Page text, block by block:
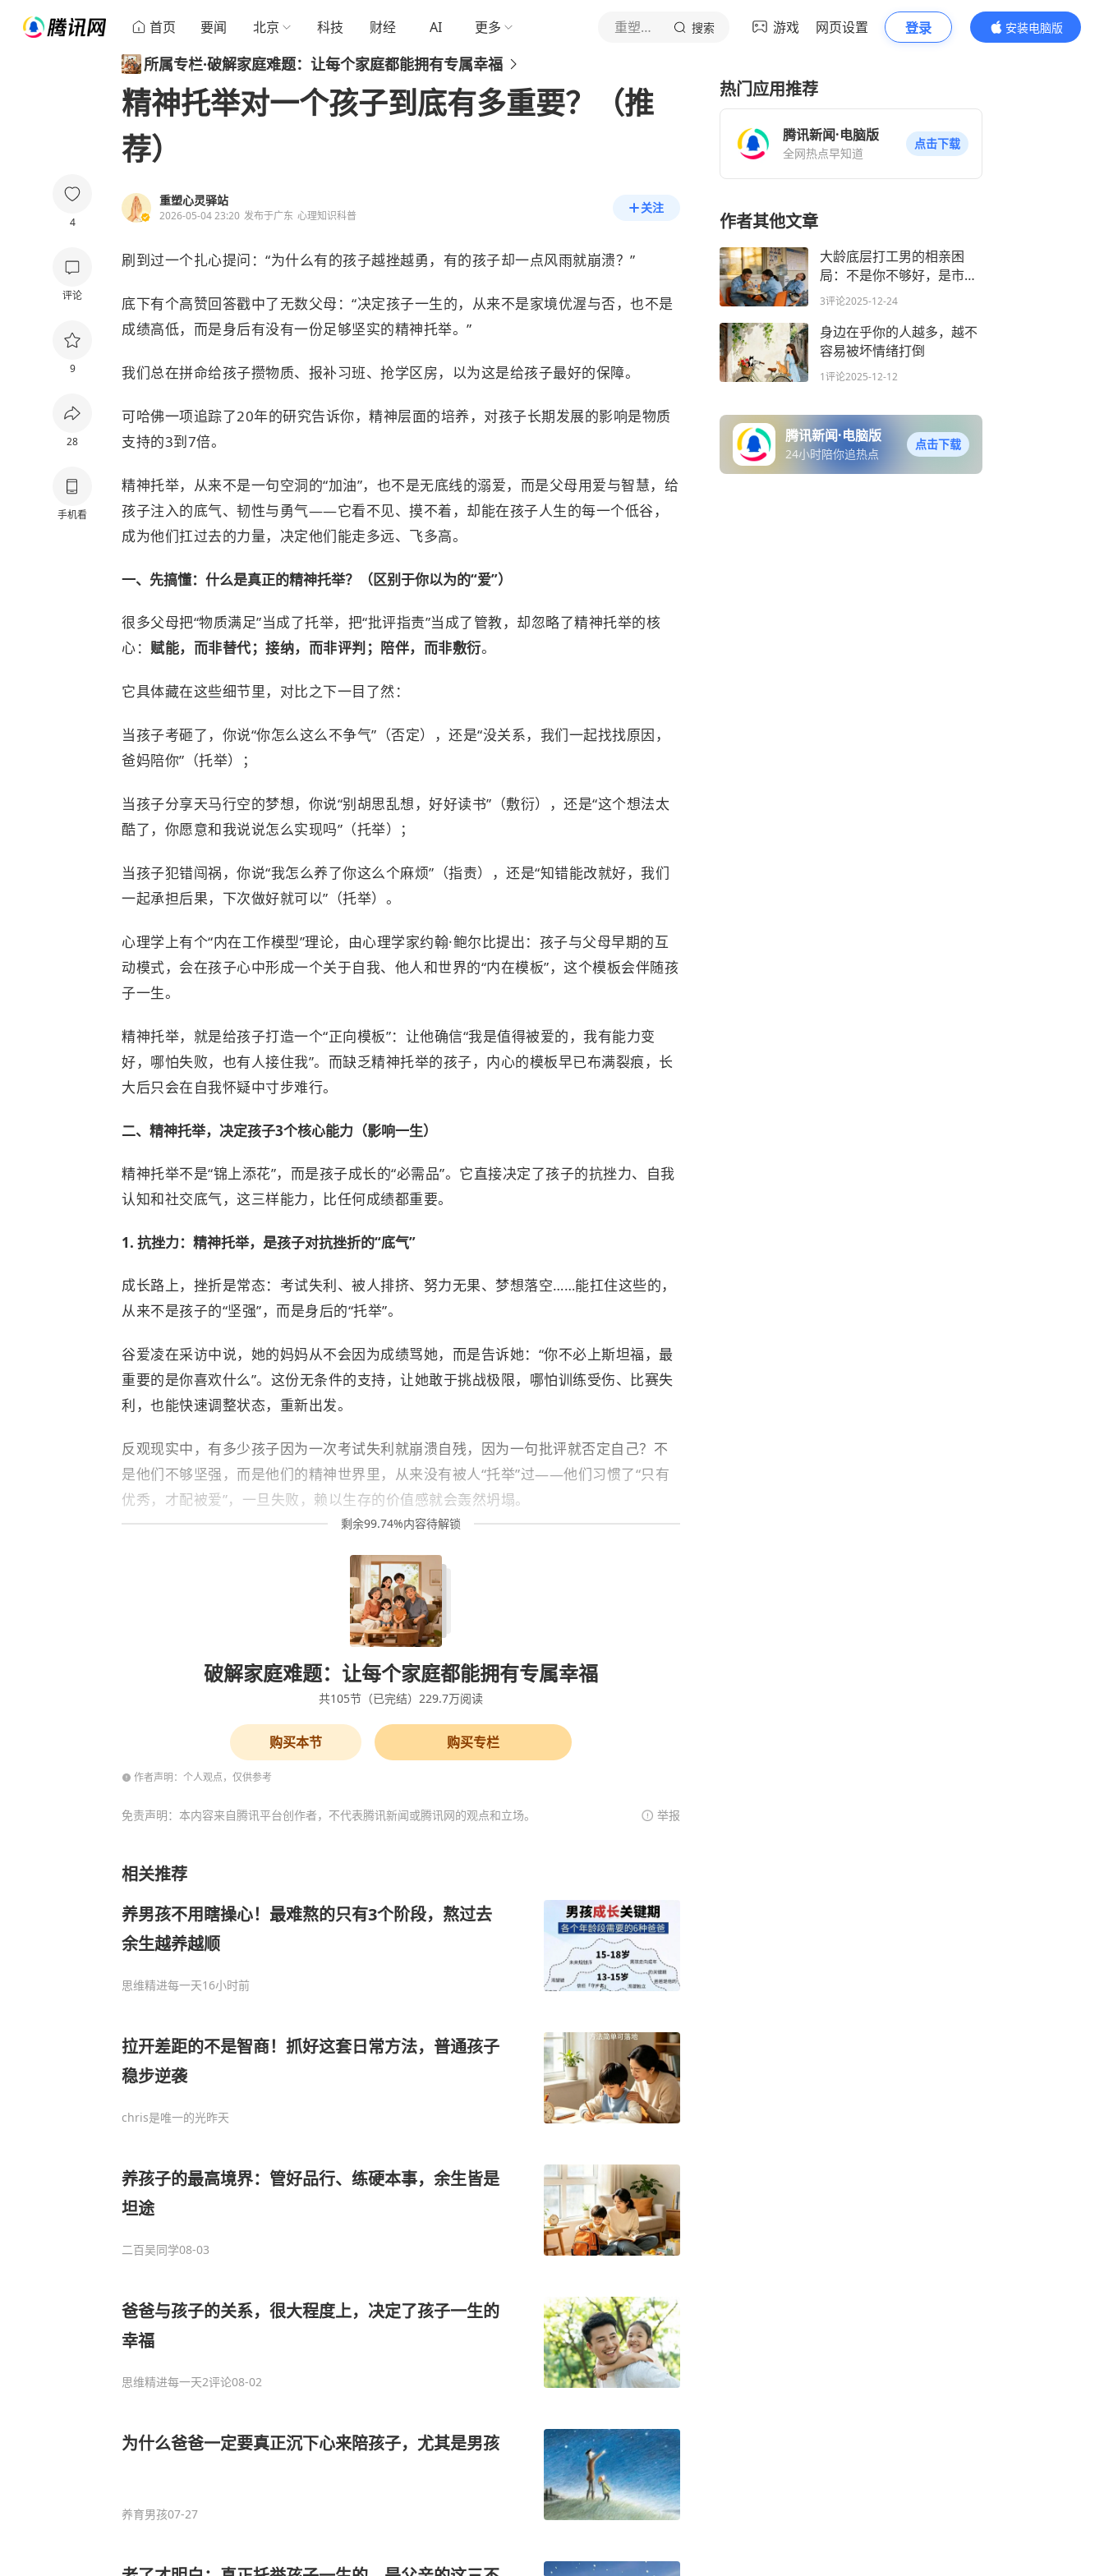
首页 要闻 北京 科技 财经 AI 更多 重塑心灵驿站 搜索 游戏 网页设置 登录
安装电脑版
内容更精彩
4
评论
9
28
手机看
所属专栏·破解家庭难题：让每个家庭都能拥有专属幸福
精神托举对一个孩子到底有多重要？（推
荐）
重塑心灵驿站
2026-05-04 23:20 发布于广东 心理知识科普
关注
刷到过一个扎心提问：“为什么有的孩子越挫越勇，有的孩子却一点风雨就崩溃？”
底下有个高赞回答戳中了无数父母：“决定孩子一生的，从来不是家境优渥与否，也不是
成绩高低，而是身后有没有一份足够坚实的精神托举。”
我们总在拼命给孩子攒物质、报补习班、抢学区房，以为这是给孩子最好的保障。
可哈佛一项追踪了20年的研究告诉你，精神层面的培养，对孩子长期发展的影响是物质
支持的3到7倍。
精神托举，从来不是一句空洞的“加油”，也不是无底线的溺爱，而是父母用爱与智慧，给
孩子注入的底气、韧性与勇气——它看不见、摸不着，却能在孩子人生的每一个低谷，
成为他们扛过去的力量，决定他们能走多远、飞多高。
一、先搞懂：什么是真正的精神托举？（区别于你以为的“爱”）
很多父母把“物质满足”当成了托举，把“批评指责”当成了管教，却忽略了精神托举的核
心： 赋能，而非替代；接纳，而非评判；陪伴，而非敷衍。
它具体藏在这些细节里，对比之下一目了然：
当孩子考砸了，你说“你怎么这么不争气”（否定），还是“没关系，我们一起找找原因，
爸妈陪你”（托举）；
当孩子分享天马行空的梦想，你说“别胡思乱想，好好读书”（敷衍），还是“这个想法太
酷了，你愿意和我说说怎么实现吗”（托举）；
当孩子犯错闯祸，你说“我怎么养了你这么个麻烦”（指责），还是“知错能改就好，我们
一起承担后果，下次做好就可以”（托举）。
心理学上有个“内在工作模型”理论，由心理学家约翰·鲍尔比提出：孩子与父母早期的互
动模式，会在孩子心中形成一个关于自我、他人和世界的“内在模板”，这个模板会伴随孩
子一生。
精神托举，就是给孩子打造一个“正向模板”：让他确信“我是值得被爱的，我有能力变
好，哪怕失败，也有人接住我”。而缺乏精神托举的孩子，内心的模板早已布满裂痕，长
大后只会在自我怀疑中寸步难行。
二、精神托举，决定孩子3个核心能力（影响一生）
精神托举不是“锦上添花”，而是孩子成长的“必需品”。它直接决定了孩子的抗挫力、自我
认知和社交底气，这三样能力，比任何成绩都重要。
1. 抗挫力：精神托举，是孩子对抗挫折的“底气”
成长路上，挫折是常态：考试失利、被人排挤、努力无果、梦想落空……能扛住这些的，
从来不是孩子的“坚强”，而是身后的“托举”。
谷爱凌在采访中说，她的妈妈从不会因为成绩骂她，而是告诉她：“你不必上斯坦福，最
重要的是你喜欢什么”。这份无条件的支持，让她敢于挑战极限，哪怕训练受伤、比赛失
利，也能快速调整状态，重新出发。
反观现实中，有多少孩子因为一次考试失利就崩溃自残，因为一句批评就否定自己？不
是他们不够坚强，而是他们的精神世界里，从来没有被人“托举”过——他们习惯了“只有
优秀，才配被爱”，一旦失败，赖以生存的价值感就会轰然坍塌。
剩余99.74%内容待解锁
破解家庭难题：让每个家庭都能拥有专属幸福
共105节 （已完结） 229.7万阅读
购买本节 购买专栏
作者声明：个人观点，仅供参考
免责声明：本内容来自腾讯平台创作者，不代表腾讯新闻或腾讯网的观点和立场。 举报
相关推荐
养男孩不用瞎操心！最难熬的只有3个阶段，熬过去
余生越养越顺
思维精进每一天16小时前
拉开差距的不是智商！抓好这套日常方法，普通孩子
稳步逆袭
chris是唯一的光昨天
养孩子的最高境界：管好品行、练硬本事，余生皆是
坦途
二百吴同学08-03
爸爸与孩子的关系，很大程度上，决定了孩子一生的
幸福
思维精进每一天2评论08-02
为什么爸爸一定要真正沉下心来陪孩子，尤其是男孩
养育男孩07-27
热门应用推荐
腾讯新闻·电脑版
全网热点早知道
点击下载
作者其他文章
大龄底层打工男的相亲困
局：不是你不够好，是市场
早变了游戏规则
3评论2025-12-24
身边在乎你的人越多，越不
容易被坏情绪打倒
1评论2025-12-12
腾讯新闻·电脑版
24小时陪你追热点
点击下载